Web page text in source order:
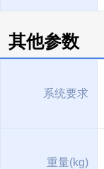
其他参数
系统要求
重量(kg)